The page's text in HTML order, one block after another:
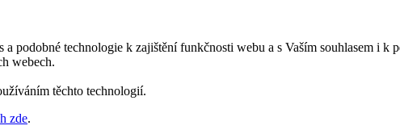
podobné technologie k zajištění funkčnosti webu a s Vaším souhlasem i k
webech.
těchto technologií.
zde.